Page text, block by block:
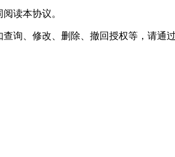
读本协议。
询、修改、删除、撤回授权等，请通